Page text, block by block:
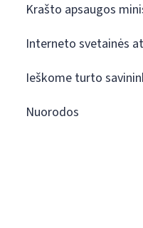
Krašto apsaugos
Interneto svetainės
Ieškome turto
Nuorodos